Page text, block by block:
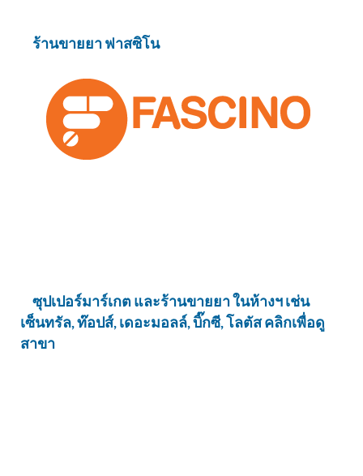
ร้านขายยา ฟาสซิโน
ซุปเปอร์มาร์เกต และร้านขายยา ในห้างฯ เช่น
เซ็นทรัล, ท๊อปส์, เดอะมอลล์, บิ๊กซี, โลตัส คลิกเพื่อดู
สาขา